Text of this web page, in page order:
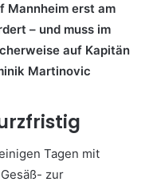
Mannheim erst am
– und muss im
auf Kapitän
Martinovic
Tagen mit
zur